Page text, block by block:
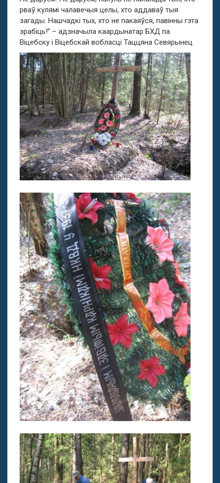
рваў кулямі чалавечыя целы, хто аддаваў тыя
загады. Нашчадкі тых, хто не пакаяўся, павінны гэта
зрабіць!” – адзначыла каардынатар БХД па
Віцебску і Віцебскай вобласці Таццяна Севярынец.